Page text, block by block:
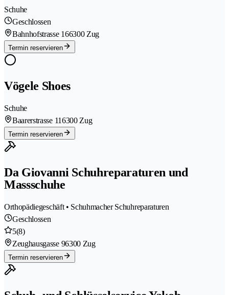
Schuhe
Geschlossen
Bahnhofstrasse 166300 Zug
Termin reservieren
Vögele Shoes
Schuhe
Baarerstrasse 116300 Zug
Termin reservieren
Da Giovanni Schuhreparaturen und
Massschuhe
Orthopädiegeschäft • Schuhmacher Schuhreparaturen
Geschlossen
5(8)
Zeughausgasse 96300 Zug
Termin reservieren